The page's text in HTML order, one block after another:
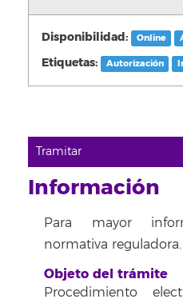
Disponibilidad: Online
Etiquetas: Autorización
Tramitar
Información
Para mayor
normativa reguladora.
Objeto del trámite
Procedimiento